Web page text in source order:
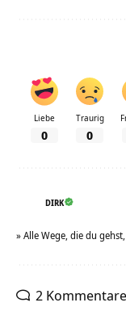
Liebe
0
Traurig
0
DIRK
» Alle Wege, die du
2 Kommentare